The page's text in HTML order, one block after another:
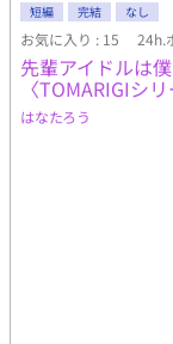
ーティストだとい
はまるでツムギの
まい、ジイチはツ
短編 完結 なし
お気に入り : 15 24h.
先輩アイドルは
〈TOMARIGIシ
はなたろう